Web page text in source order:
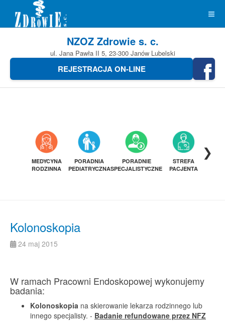
NZOZ Zdrowie s. c.
ul. Jana Pawła II 5, 23-300 Janów Lubelski
REJESTRACJA ON-LINE
MEDYCYNA
RODZINNA
PORADNIA
PEDIATRYCZNA
PORADNIE
SPECJALISTYCZNE
STREFA
PACJENTA
❯
Kolonoskopia
24 maj 2015
W ramach Pracowni Endoskopowej wykonujemy
badania:
Kolonoskopia na skierowanie lekarza rodzinnego lub
innego specjalisty. - Badanie refundowane przez NFZ